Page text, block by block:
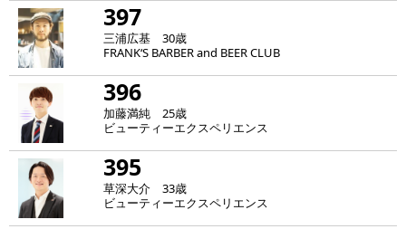
397
三浦広基 30歳
FRANK‘S BARBER and BEER CLUB
396
加藤満純 25歳
ビューティーエクスペリエンス
395
草深大介 33歳
ビューティーエクスペリエンス